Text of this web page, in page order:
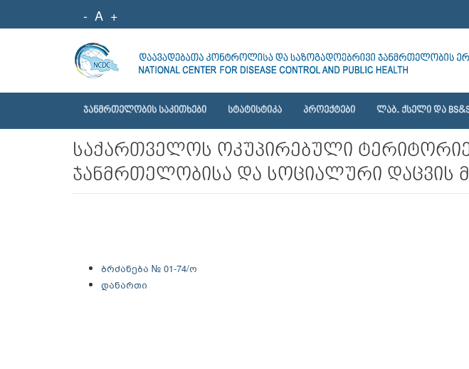
- A +
ᲯᲐᲜᲛᲠᲗᲔᲚᲝᲑᲘᲡ ᲡᲐᲙᲘᲗᲮᲔᲑᲘ ᲡᲢᲐᲢᲘᲡᲢᲘᲙᲐ ᲞᲠᲝᲔᲥᲢᲔᲑᲘ ᲚᲐᲑ. ᲥᲡᲔᲚᲘ ᲓᲐ
საქართველოს ოკუპირებული
ჯანმრთელობისა და სოციალური დაცვის
ბრძანება № 01-74/ო
დანართი